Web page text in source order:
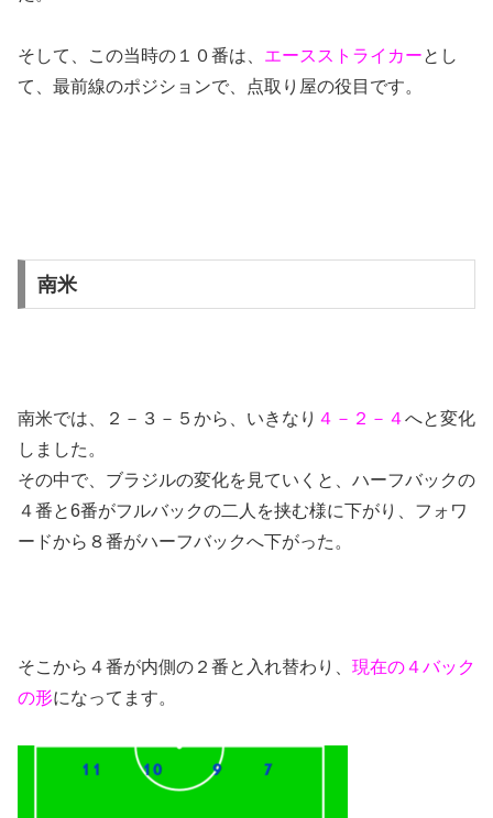
そして、この当時の１０番は、 エースストライカーとし
て、最前線のポジションで、点取り屋の役目です。
南米
南米では、２－３－５から、いきなり ４－２－４へと変化
しました。
その中で、ブラジルの変化を見ていくと、ハーフバックの
４番と6番がフルバックの二人を挟む様に下がり、フォワ
ードから８番がハーフバックへ下がった。
そこから４番が内側の２番と入れ替わり、 現在の４バック
の形になってます。